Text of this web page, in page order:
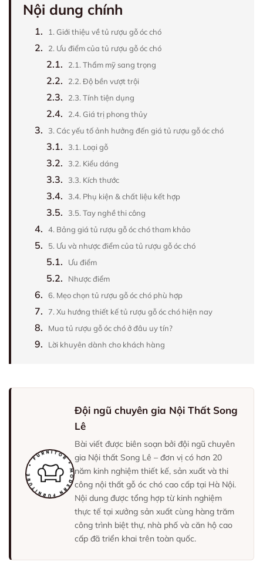
Nội dung chính
1. 1. Giới thiệu về tủ rượu gỗ óc chó
2. 2. Ưu điểm của tủ rượu gỗ óc chó
2.1. 2.1. Thẩm mỹ sang trọng
2.2. 2.2. Độ bền vượt trội
2.3. 2.3. Tính tiện dụng
2.4. 2.4. Giá trị phong thủy
3. 3. Các yếu tố ảnh hưởng đến giá tủ rượu gỗ óc chó
3.1. 3.1. Loại gỗ
3.2. 3.2. Kiểu dáng
3.3. 3.3. Kích thước
3.4. 3.4. Phụ kiện & chất liệu kết hợp
3.5. 3.5. Tay nghề thi công
4. 4. Bảng giá tủ rượu gỗ óc chó tham khảo
5. 5. Ưu và nhược điểm của tủ rượu gỗ óc chó
5.1. Ưu điểm
5.2. Nhược điểm
6. 6. Mẹo chọn tủ rượu gỗ óc chó phù hợp
7. 7. Xu hướng thiết kế tủ rượu gỗ óc chó hiện nay
8. Mua tủ rượu gỗ óc chó ở đâu uy tín?
9. Lời khuyên dành cho khách hàng
Đội ngũ chuyên gia Nội Thất Song
Lê
Bài viết được biên soạn bởi đội ngũ chuyên
gia Nội thất Song Lê – đơn vị có hơn 20
năm kinh nghiệm thiết kế, sản xuất và thi
công nội thất gỗ óc chó cao cấp tại Hà Nội.
Nội dung được tổng hợp từ kinh nghiệm
thực tế tại xưởng sản xuất cùng hàng trăm
công trình biệt thự, nhà phố và căn hộ cao
cấp đã triển khai trên toàn quốc.